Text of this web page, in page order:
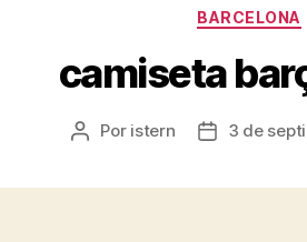
BARCELONA
camiseta
Autor
Por istern
Fecha
3 de